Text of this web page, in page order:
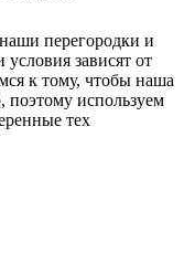
перегородки и
зависят от
к тому, чтобы наша
поэтому используем
тех